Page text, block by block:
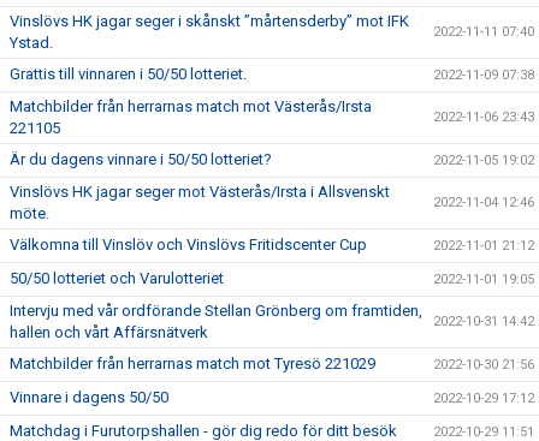
Vinslövs HK jagar seger i skånskt ”mårtensderby” mot IFK
Ystad.
2022-11-11 07:40
Grattis till vinnaren i 50/50 lotteriet. 2022-11-09 07:38
Matchbilder från herrarnas match mot Västerås/Irsta
221105
2022-11-06 23:43
Är du dagens vinnare i 50/50 lotteriet? 2022-11-05 19:02
Vinslövs HK jagar seger mot Västerås/Irsta i Allsvenskt
möte.
2022-11-04 12:46
Välkomna till Vinslöv och Vinslövs Fritidscenter Cup 2022-11-01 21:12
50/50 lotteriet och Varulotteriet 2022-11-01 19:05
Intervju med vår ordförande Stellan Grönberg om framtiden,
hallen och vårt Affärsnätverk
2022-10-31 14:42
Matchbilder från herrarnas match mot Tyresö 221029 2022-10-30 21:56
Vinnare i dagens 50/50 2022-10-29 17:12
Matchdag i Furutorpshallen - gör dig redo för ditt besök 2022-10-29 11:51